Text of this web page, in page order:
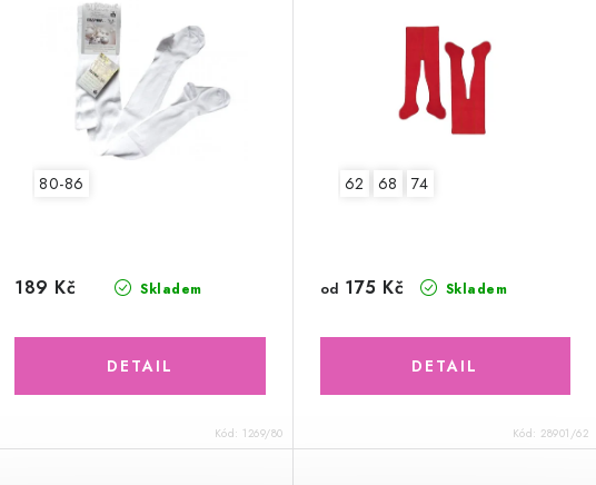
80-86
Skladem
189 Kč
Kód: 1269/80
62 68 74
Skladem
od 175 Kč
Kód: 28901/62